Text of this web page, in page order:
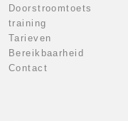
Doorstroomtoets
training
Tarieven
Bereikbaarheid
Contact